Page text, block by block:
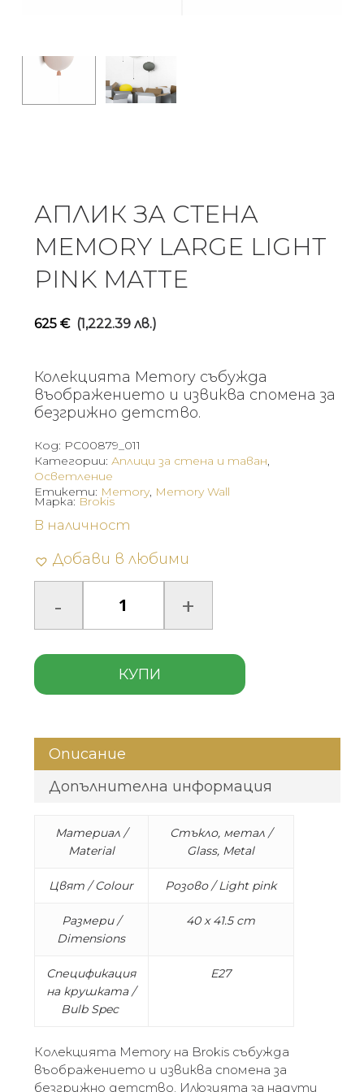
АПЛИК ЗА СТЕНА
MEMORY LARGE LIGHT
PINK MATTE
625 € (1,222.39 лв.)
Колекцията Memory събужда
въображението и извиква спомена за
безгрижно детство.
Код: PC00879_011
Категории: Аплици за стена и таван,
Осветление
Етикети: Memory, Memory Wall
В наличност
Добави в любими
КУПИ
Марка: Brokis
Описание
Допълнителна информация
Материал /
Material
Стъкло, метал /
Glass, Metal
Цвят / Colour Розово / Light pink
Размери /
Dimensions
40 x 41.5 cm
Спецификация
на крушката /
Bulb Spec
E27
Колекцията Memory на Brokis събужда
въображението и извиква спомена за
безгрижно детство. Илюзията за надути